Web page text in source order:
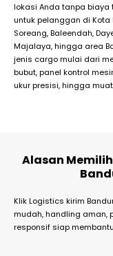
lokasi Anda tanpa biaya
untuk pelanggan di Kota
Soreang, Baleendah,
Majalaya, hingga area
jenis cargo mulai dari
bubut, panel kontrol
ukur presisi, hingga
Alasan
Klik Logistics kirim
mudah, handling aman,
responsif siap